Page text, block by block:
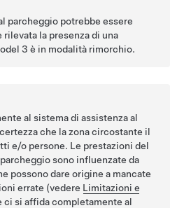
parcheggio potrebbe essere
la presenza di una
3 è in modalità rimorchio.
al sistema di assistenza al
che la zona circostante il
e/o persone. Le prestazioni del
sono influenzate da
possono dare origine a mancate
errate (vedere Limitazioni e
ci si affida completamente al